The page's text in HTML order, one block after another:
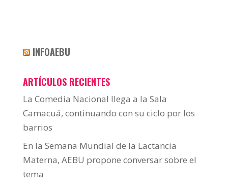
INFOAEBU
ARTÍCULOS RECIENTES
La Comedia Nacional llega a la Sala
Camacuá, continuando con su ciclo por los
barrios
En la Semana Mundial de la Lactancia
Materna, AEBU propone conversar sobre el
tema